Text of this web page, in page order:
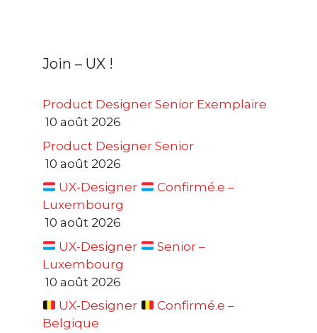
Join – UX !
Product Designer Senior Exemplaire
10 août 2026
Product Designer Senior
10 août 2026
UX-Designer
Confirmé.e –
Luxembourg
10 août 2026
UX-Designer
Senior –
Luxembourg
10 août 2026
UX-Designer
Confirmé.e –
Belgique